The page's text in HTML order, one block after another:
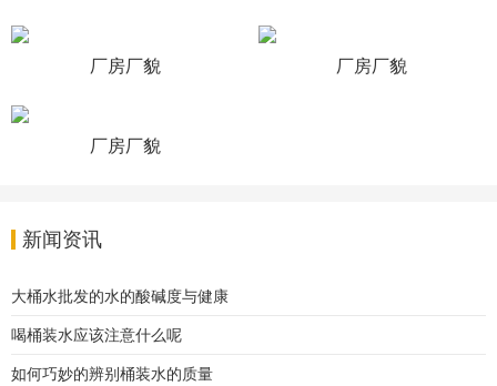
厂房厂貌 厂房厂貌
厂房厂貌
新闻资讯
大桶水批发的水的酸碱度与健康
喝桶装水应该注意什么呢
如何巧妙的辨别桶装水的质量